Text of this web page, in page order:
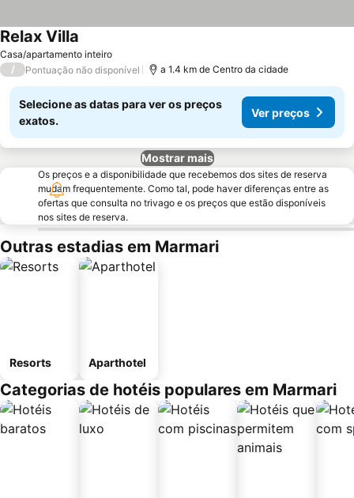
Casa/apartamento inteiro
Relax Villa
/ Pontuação não disponível a 1.4 km de Centro da cidade
Selecione as datas para ver os preços
exatos.
Ver preços
Mostrar mais
Os preços e a disponibilidade que recebemos dos sites de reserva
mudam frequentemente. Como tal, pode haver diferenças entre as
ofertas que consulta no trivago e os preços que estão disponíveis
nos sites de reserva.
Outras estadias em Marmari
Resorts Aparthotel
Categorias de hotéis populares em Marmari